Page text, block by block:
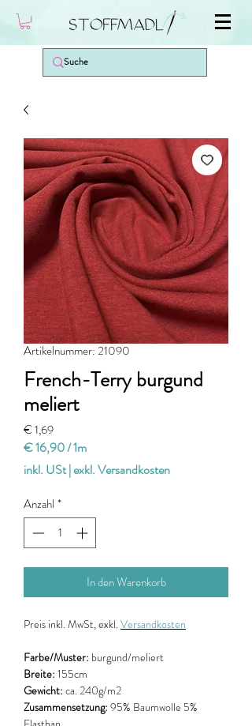
Artikelnummer: 21090
French-Terry burgund
meliert
€ 1,69Preis
€ 16,90/1m
€ 16,90
pro
1
Meter
inkl. USt|exkl. Versandkosten
Anzahl *
In den Warenkorb
Preis inkl. MwSt, exkl. Versandkosten
Farbe/Muster: burgund/meliert
Breite: 155cm
Gewicht: ca. 240g/m2
Zusammensetzung: 95% Baumwolle 5%